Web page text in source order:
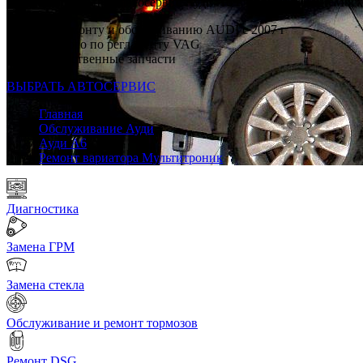
Опыт по ремонту и обслуживанию AUDI с 2007 г
Ремонт строго по регламенту VAG
Только качественные запчасти
ВЫБРАТЬ АВТОСЕРВИС
Главная
Обслуживание Ауди
Ауди А6
Ремонт вариатора Мультитроник
Диагностика
Замена ГРМ
Замена стекла
Обслуживание и ремонт тормозов